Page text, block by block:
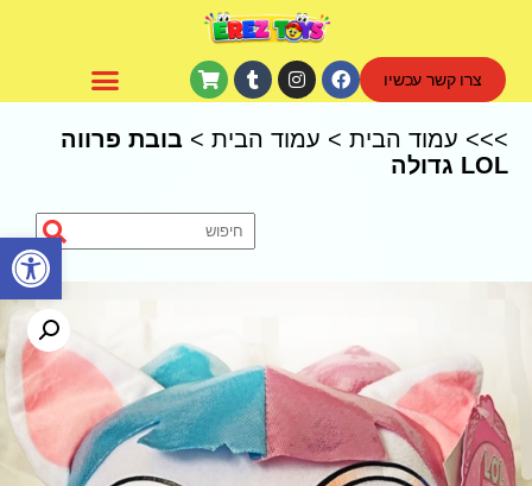
פתח סרגל נגישות
צרו קשר עכשיו
>>> עמוד הבית > עמוד הבית > בובת פרווה
LOL גדולה